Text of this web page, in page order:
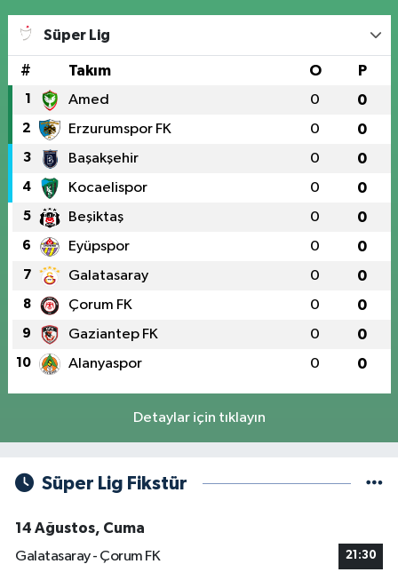
Süper Lig
# Takım O P
1 Amed 0 0
2 Erzurumspor FK 0 0
3 Başakşehir 0 0
4 Kocaelispor 0 0
5 Beşiktaş 0 0
6 Eyüpspor 0 0
7 Galatasaray 0 0
8 Çorum FK 0 0
9 Gaziantep FK 0 0
10 Alanyaspor 0 0
Detaylar için tıklayın
Süper Lig Fikstür
14 Ağustos, Cuma
Galatasaray - Çorum FK
21:30